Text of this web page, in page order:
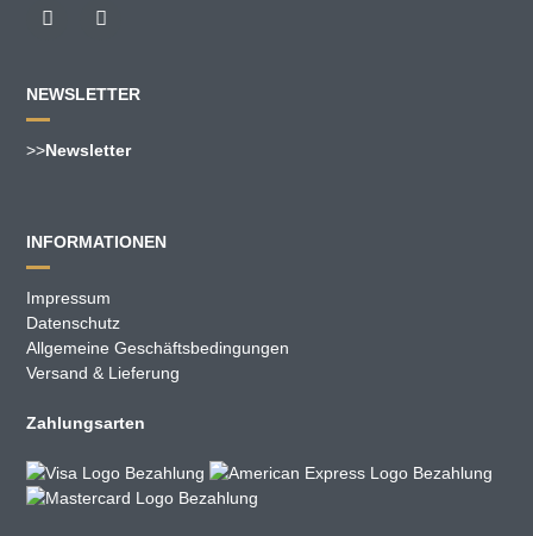
NEWSLETTER
>>Newsletter
INFORMATIONEN
Impressum
Datenschutz
Allgemeine Geschäftsbedingungen
Versand & Lieferung
Zahlungsarten